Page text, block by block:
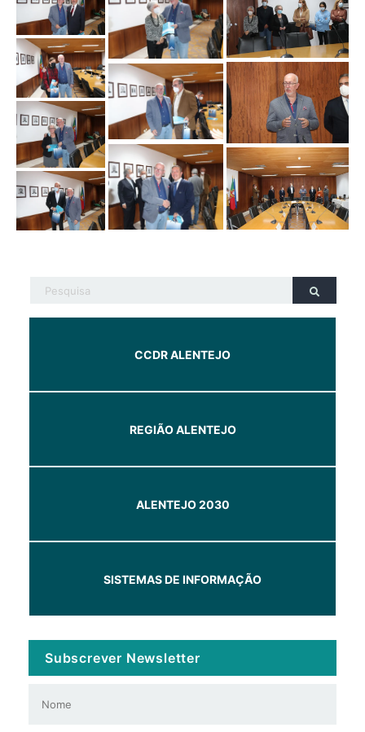
CCDR ALENTEJO
REGIÃO ALENTEJO
ALENTEJO 2030
SISTEMAS DE INFORMAÇÃO
Subscrever Newsletter